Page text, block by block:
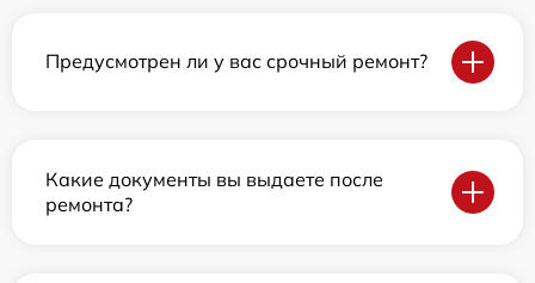
Предусмотрен ли у вас срочный ремонт?
Какие документы вы выдаете после
ремонта?